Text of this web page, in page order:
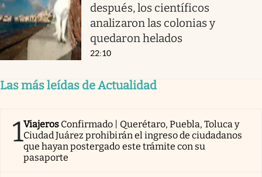
después, los científicos
analizaron las colonias y
quedaron helados
22:10
Las más leídas de Actualidad
1Viajeros Confirmado | Querétaro, Puebla, Toluca y
Ciudad Juárez prohibirán el ingreso de ciudadanos
que hayan postergado este trámite con su
pasaporte